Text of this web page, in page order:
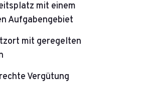
mit einem
Aufgabengebiet
mit geregelten
Vergütung